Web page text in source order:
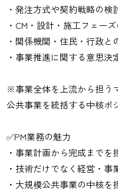
数量算出、図面の修正など
業務
ント業務
しては、基本的にＥメール
・発注方式や契約戦略の検
・CM・設計・施工フェー
・関係機関・住民・行政と
・事業推進に関する意思決
※事業全体を上流から担う
公共事業を統括する中核ポ
✅PM業務の魅力
・事業計画から完成まで
・技術だけでなく経営・事
・大規模公共事業の中核